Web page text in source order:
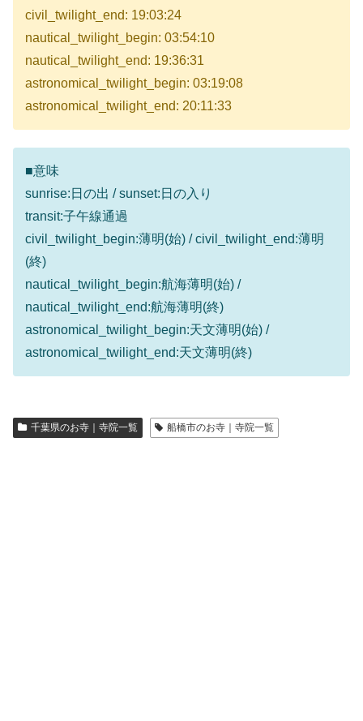
civil_twilight_end: 19:03:24
nautical_twilight_begin: 03:54:10
nautical_twilight_end: 19:36:31
astronomical_twilight_begin: 03:19:08
astronomical_twilight_end: 20:11:33
■意味
sunrise:日の出 / sunset:日の入り
transit:子午線通過
civil_twilight_begin:薄明(始) / civil_twilight_end:薄明
(終)
nautical_twilight_begin:航海薄明(始) /
nautical_twilight_end:航海薄明(終)
astronomical_twilight_begin:天文薄明(始) /
astronomical_twilight_end:天文薄明(終)
千葉県のお寺｜寺院一覧 船橋市のお寺｜寺院一覧